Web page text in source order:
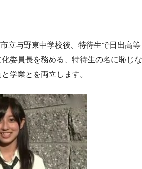
立与野東中学校後、特待生で日出高等
委員長を務める、特待生の名に恥じな
学業とを両立します。